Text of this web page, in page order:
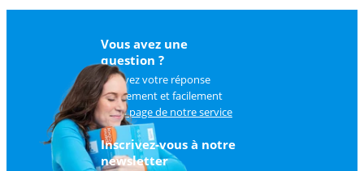
Vous avez une
question ?
Trouvez votre réponse
rapidement et facilement
surla page de notre service
client.
Inscrivez-vous à notre
newsletter